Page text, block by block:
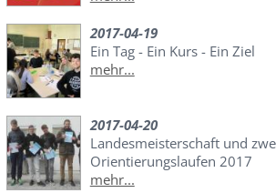
2017-04-19
Ein Tag - Ein Kurs - Ein Ziel
mehr...
2017-04-20
Landesmeisterschaft und
Orientierungslaufen 2017
mehr...